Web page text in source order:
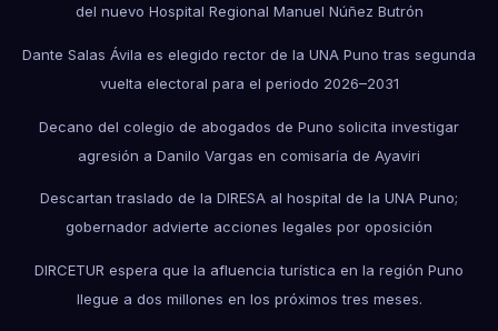
del nuevo Hospital Regional Manuel Núñez Butrón
Dante Salas Ávila es elegido rector de la UNA Puno tras segunda
vuelta electoral para el periodo 2026–2031
Decano del colegio de abogados de Puno solicita investigar
agresión a Danilo Vargas en comisaría de Ayaviri
Descartan traslado de la DIRESA al hospital de la UNA Puno;
gobernador advierte acciones legales por oposición
DIRCETUR espera que la afluencia turística en la región Puno
llegue a dos millones en los próximos tres meses.